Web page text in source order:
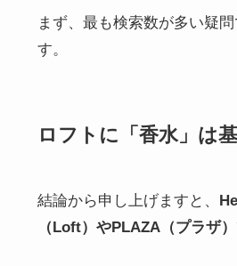
まず、最も検索数が多い疑
す。
ロフトに「香水」は
結論から申し上げますと、
（Loft）やPLAZA（プラザ